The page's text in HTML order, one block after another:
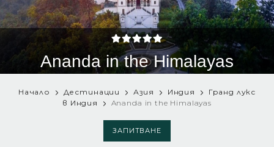
Ananda in the Himalayas
Начало Дестинации Азия Индия
Гранд лукс
в Индия
Ananda in the Himalayas
ЗАПИТВАНЕ